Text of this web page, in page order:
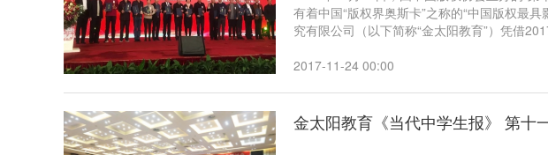
有着中国“版权界奥斯卡”之称的“中国版权最
究有限公司（以下简称“金太阳教育”）凭借
2017-11-24 00:00
金太阳教育《当代中学生报》 第十